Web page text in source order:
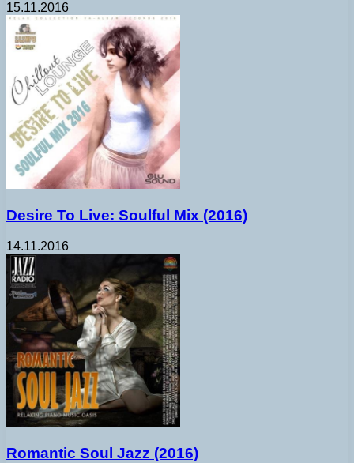
15.11.2016
Desire To Live: Soulful Mix (2016)
14.11.2016
Romantic Soul Jazz (2016)